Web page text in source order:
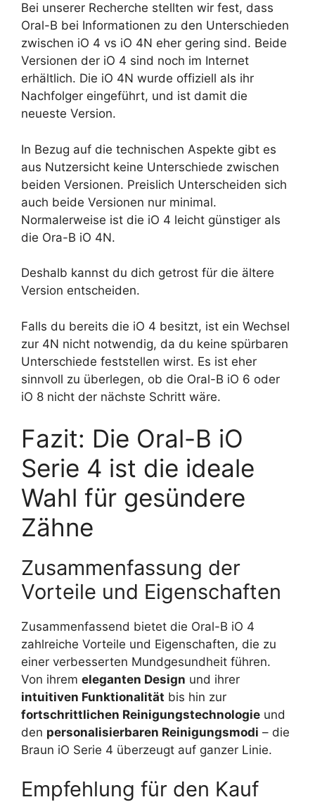
Bei unserer Recherche stellten wir fest, dass
Oral-B bei Informationen zu den Unterschieden
zwischen iO 4 vs iO 4N eher gering sind. Beide
Versionen der iO 4 sind noch im Internet
erhältlich. Die iO 4N wurde offiziell als ihr
Nachfolger eingeführt, und ist damit die
neueste Version.
In Bezug auf die technischen Aspekte gibt es
aus Nutzersicht keine Unterschiede zwischen
beiden Versionen. Preislich Unterscheiden sich
auch beide Versionen nur minimal.
Normalerweise ist die iO 4 leicht günstiger als
die Ora-B iO 4N.
Deshalb kannst du dich getrost für die ältere
Version entscheiden.
Falls du bereits die iO 4 besitzt, ist ein Wechsel
zur 4N nicht notwendig, da du keine spürbaren
Unterschiede feststellen wirst. Es ist eher
sinnvoll zu überlegen, ob die Oral-B iO 6 oder
iO 8 nicht der nächste Schritt wäre.
Fazit: Die Oral-B iO
Serie 4 ist die ideale
Wahl für gesündere
Zähne
Zusammenfassung der
Vorteile und Eigenschaften
Zusammenfassend bietet die Oral-B iO 4
zahlreiche Vorteile und Eigenschaften, die zu
einer verbesserten Mundgesundheit führen.
Von ihrem eleganten Design und ihrer
intuitiven Funktionalität bis hin zur
fortschrittlichen Reinigungstechnologie und
den personalisierbaren Reinigungsmodi – die
Braun iO Serie 4 überzeugt auf ganzer Linie.
Empfehlung für den Kauf